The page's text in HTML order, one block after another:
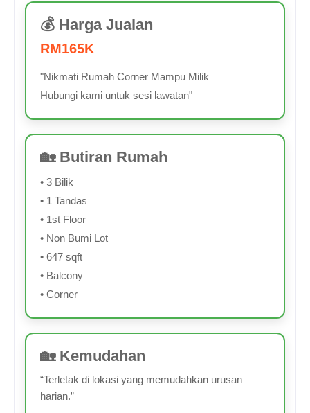
💰 Harga Jualan
RM165K
"Nikmati Rumah Corner Mampu Milik
Hubungi kami untuk sesi lawatan"
🏡 Butiran Rumah
• 3 Bilik
• 1 Tandas
• 1st Floor
• Non Bumi Lot
• 647 sqft
• Balcony
• Corner
🏡 Kemudahan
“Terletak di lokasi yang memudahkan urusan
harian.”